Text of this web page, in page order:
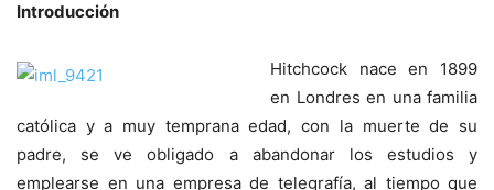
Introducción
Hitchcock nace en 1899
en Londres en una familia
católica y a muy temprana edad, con la muerte de su
padre, se ve obligado a abandonar los estudios y
emplearse en una empresa de telegrafía, al tiempo que